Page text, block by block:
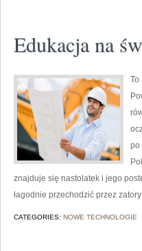
Edukacja na
To
po
znajduje się nastolatek i jego
łagodnie przechodzić przez
CATEGORIES: NOWE TECHNOLOGIE